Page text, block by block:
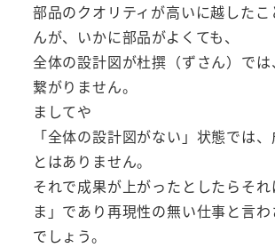
部品のクオリティが高いに越した
んが、いかに部品がよくても、
全体の設計図が杜撰（ずさん）で
繋がりません。
ましてや
「全体の設計図がない」状態では
とはありません。
それで成果が上がったとしたらそ
ま」であり再現性の無い仕事と言
でしょう。